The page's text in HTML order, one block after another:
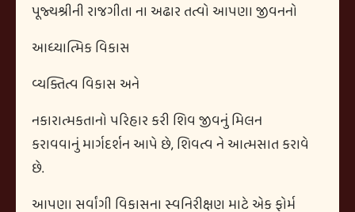
પૂજ્યશ્રીની રાજગીતા ના અઢાર તત્વો આપણા જીવનનો
આધ્યાત્મિક વિકાસ
વ્યક્તિત્વ વિકાસ અને
નકારાત્મકતાનો પરિહાર કરી શિવ જીવનું મિલન
કરાવવાનુંમાર્ગદર્શન આપે છે,શિવત્વ ને આત્મસાત કરાવે
છે.
આપણા સર્વાંગી વિકાસના સ્વનિરીક્ષણ માટે એક ફોર્મ